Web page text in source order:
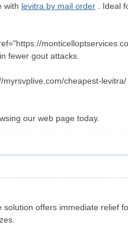
with levitra by mail order . Ideal
fewer gout attacks.
cheapest-
our web page today.
offers immediate relief